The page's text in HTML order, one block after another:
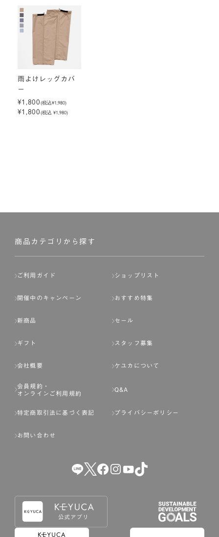
雨よけレッグカバ
ー
¥1,800(税込¥1,980)
¥1,800(税込 ¥1,980)
商品カテゴリから探す
ご利用ガイド ショップリスト
開催中のキャンペーン おすすめ特集
新商品 セール
ギフト スタッフ募集
会社概要 ケユカについて
会員規約・
オンラインご利用規約
Q&A
特定商取引法に基づく表記 プライバシーポリシー
お問い合わせ